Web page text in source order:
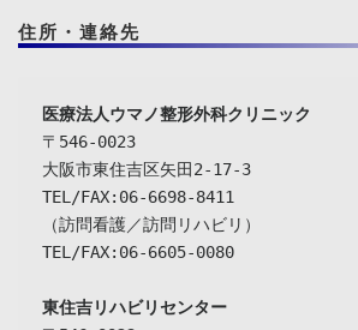
住所・連絡先
〒546-0023
大阪市東住吉区矢田2-17-3
TEL/FAX:06-6698-8411
（訪問看護／訪問リハビリ）
TEL/FAX:06-6605-0080
東住吉リハビリセンター